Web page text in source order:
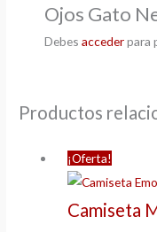
Ojos Gato
Debesaccederpara
Productos
¡Oferta!
Camiseta